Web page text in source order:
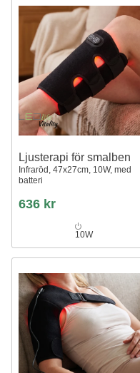
Ljusterapi för smalben
Infraröd, 47x27cm, 10W, med
batteri
636 kr
10W